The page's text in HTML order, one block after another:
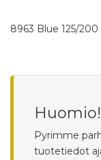
8963 Blue 125/200
Huomio!
Pyrimme
tuotetiedot